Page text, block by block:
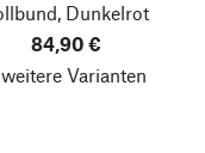
Dunkelrot
84,90 €
Varianten